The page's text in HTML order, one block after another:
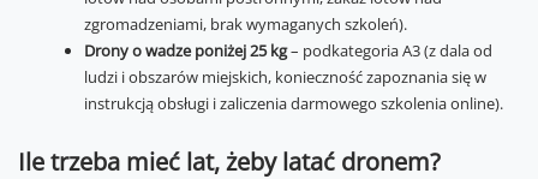
zgromadzeniami, brak wymaganych szkoleń).
Drony o wadze poniżej 25 kg– podkategoria A3 (z dala od
ludzi i obszarów miejskich, konieczność zapoznania się w
instrukcją obsługi i zaliczenia darmowego szkolenia online).
Ile trzeba mieć lat, żeby latać dronem?